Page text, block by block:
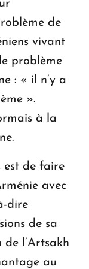
de
vivant
problème
: « il n’y a
».
à la
est de faire
avec
dire
de sa
l’Artsakh
au